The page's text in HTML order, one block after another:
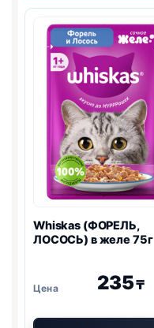
Whiskas (ФОРЕЛЬ,
ЛОСОСЬ) в желе 75г
235₸